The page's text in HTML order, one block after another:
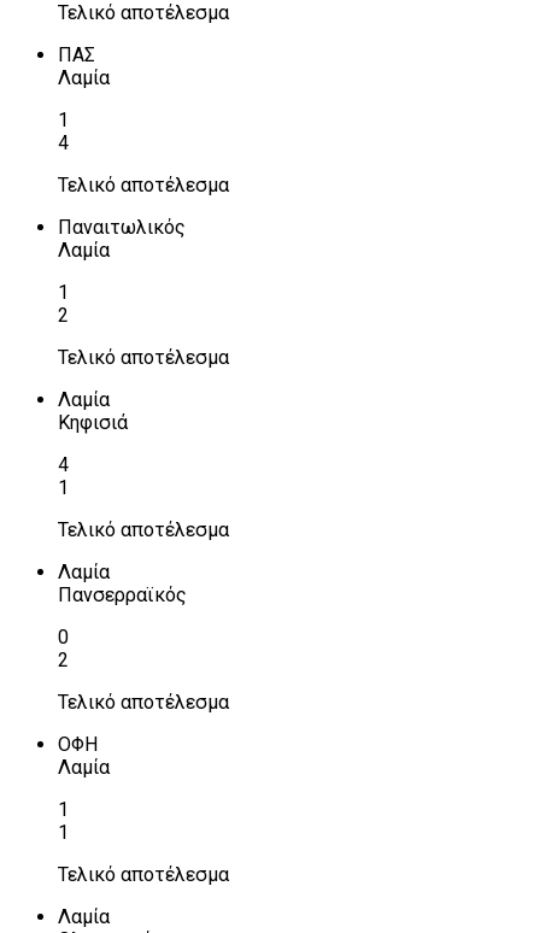
Τελικό αποτέλεσμα
ΠΑΣ
Λαμία
1
4
Τελικό αποτέλεσμα
Παναιτωλικός
Λαμία
1
2
Τελικό αποτέλεσμα
Λαμία
Κηφισιά
4
1
Τελικό αποτέλεσμα
Λαμία
Πανσερραϊκός
0
2
Τελικό αποτέλεσμα
ΟΦΗ
Λαμία
1
1
Τελικό αποτέλεσμα
Λαμία